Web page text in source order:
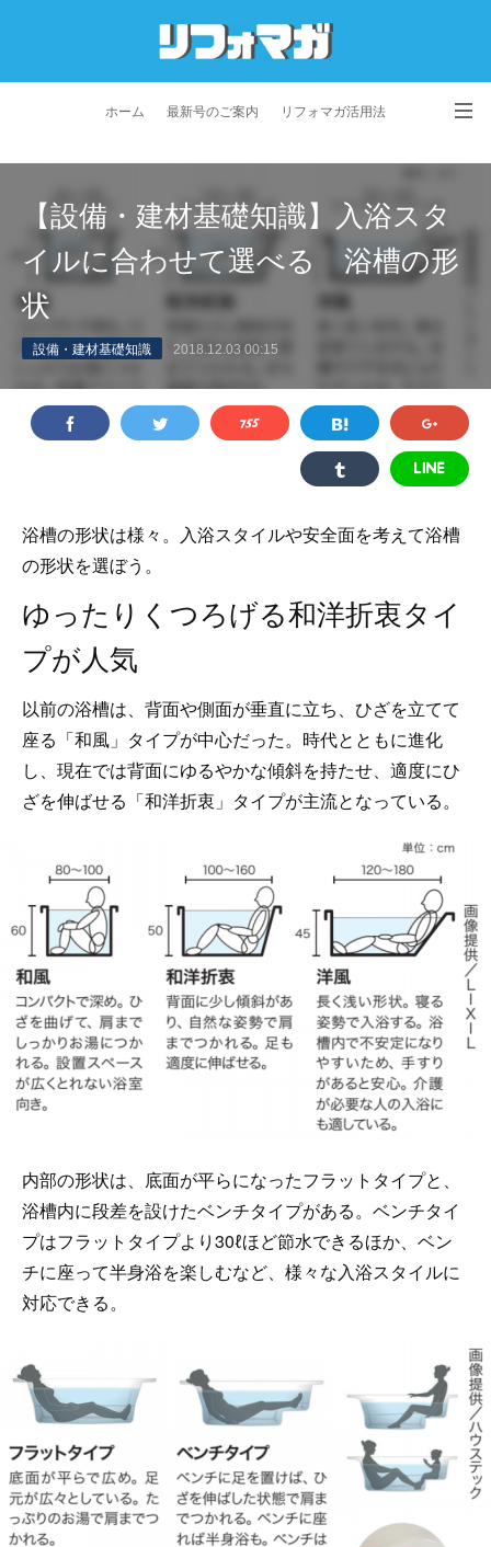
ホーム 最新号のご案内 リフォマガ活用法
プライバシーポリシー 利用規約 会社概要
【設備・建材基礎知識】入浴スタ
イルに合わせて選べる 浴槽の形
状
設備・建材基礎知識 2018.12.03 00:15
浴槽の形状は様々。入浴スタイルや安全面を考えて浴槽
の形状を選ぼう。
ゆったりくつろげる和洋折衷タイ
プが人気
以前の浴槽は、背面や側面が垂直に立ち、ひざを立てて
座る「和風」タイプが中心だった。時代とともに進化
し、現在では背面にゆるやかな傾斜を持たせ、適度にひ
ざを伸ばせる「和洋折衷」タイプが主流となっている。
内部の形状は、底面が平らになったフラットタイプと、
浴槽内に段差を設けたベンチタイプがある。ベンチタイ
プはフラットタイプより30ℓほど節水できるほか、ベン
チに座って半身浴を楽しむなど、様々な入浴スタイルに
対応できる。